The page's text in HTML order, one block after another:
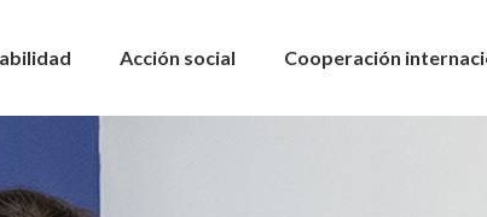
Acción social Cooperación